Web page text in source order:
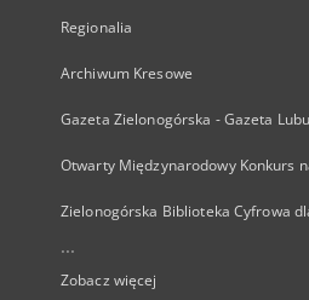
Regionalia
Archiwum Kresowe
Gazeta Zielonogórska - Gazeta
Otwarty Międzynarodowy Konkurs
Zielonogórska Biblioteka Cyfrowa
...
Zobacz więcej